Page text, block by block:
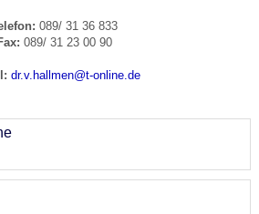
089/ 31 36 833
089/ 31 23 00 90
dr.v.hallmen@t-online.de